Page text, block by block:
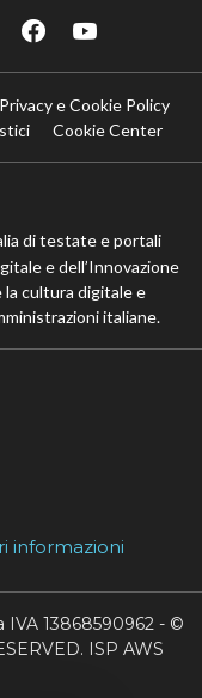
Privacy e Cookie Policy
Cookie Center
di testate e portali
e dell’Innovazione
la cultura digitale e
italiane.
informazioni
IVA 13868590962 - ©
ISP AWS